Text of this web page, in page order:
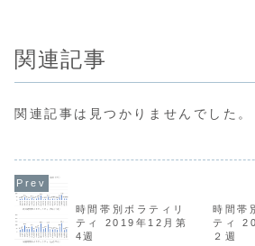
関連記事
関連記事は見つかりませんでした。
時間帯別ボラティリ
ティ 2019年12月第
4週
時間帯
ティ
２週